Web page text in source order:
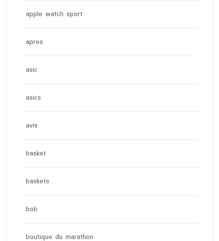
apple watch sport
apres
asic
asics
avis
basket
baskets
bob
boutique du marathon